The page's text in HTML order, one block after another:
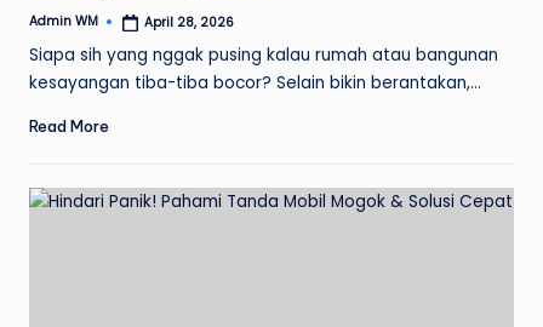
Posted
Admin WM April 28, 2026
Siapa sih yang nggak pusing kalau rumah atau bangunan
kesayangan tiba-tiba bocor? Selain bikin berantakan,…
Read More